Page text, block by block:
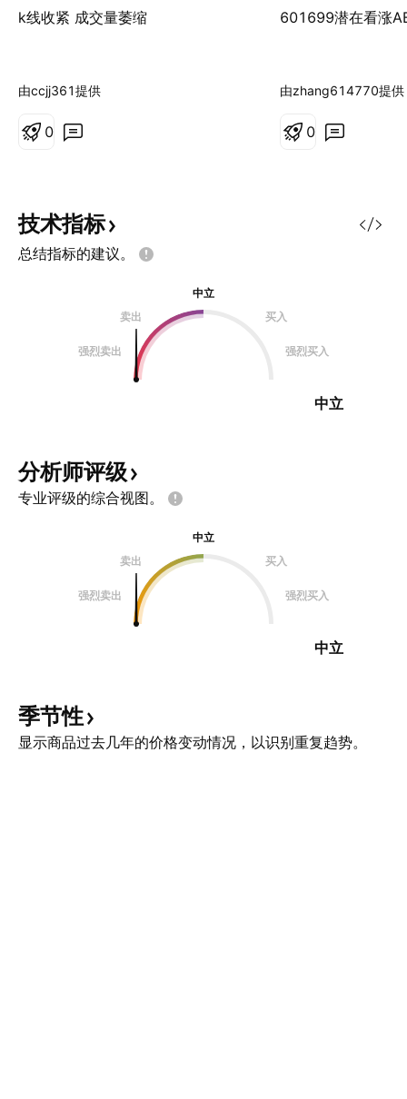
k线收紧 成交量萎缩
由ccjj361提供
0
601699潜在看涨
由zhang614770提供
0
技术指标
总结指标的建议。
中立
卖出
买入
强烈卖出 强烈买入
中立
分析师评级
专业评级的综合视图。
中立
卖出
买入
强烈卖出 强烈买入
中立
季节性
显示商品过去几年的价格变动情况，以识别重复趋势。